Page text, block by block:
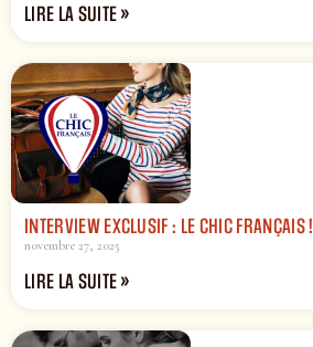
LIRE LA SUITE »
INTERVIEW EXCLUSIF : LE CHIC FRANÇAIS !
novembre 27, 2025
LIRE LA SUITE »